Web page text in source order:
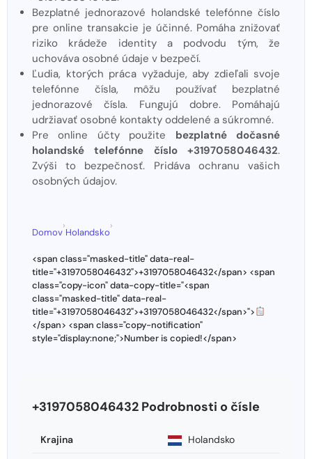
Bezplatné jednorazové holandské telefónne číslo
pre online transakcie je účinné. Pomáha znižovať
riziko krádeže identity a podvodu tým, že
uchováva osobné údaje v bezpečí.
Ľudia, ktorých práca vyžaduje, aby zdieľali svoje
telefónne čísla, môžu používať bezplatné
jednorazové čísla. Fungujú dobre. Pomáhajú
udržiavať osobné kontakty oddelené a súkromné.
Pre online účty použite bezplatné dočasné
holandské telefónne číslo +3197058046432.
Zvýši to bezpečnosť. Pridáva ochranu vašich
osobných údajov.
Domov
›
Holandsko
›
<span class="masked-title" data-real-
title="+3197058046432">+3197058046432</span> <span
class="copy-icon" data-copy-title="<span
class="masked-title" data-real-
title="+3197058046432">+3197058046432</span>">
</span> <span class="copy-notification"
style="display:none;">Number is copied!</span>
+3197058046432 Podrobnosti o čísle
Krajina Holandsko